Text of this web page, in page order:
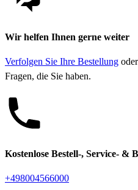
Wir helfen Ihnen gerne weiter
Verfolgen Sie Ihre Bestellung oder
Fragen, die Sie haben.
Kostenlose Bestell-, Service- &
+498004566000